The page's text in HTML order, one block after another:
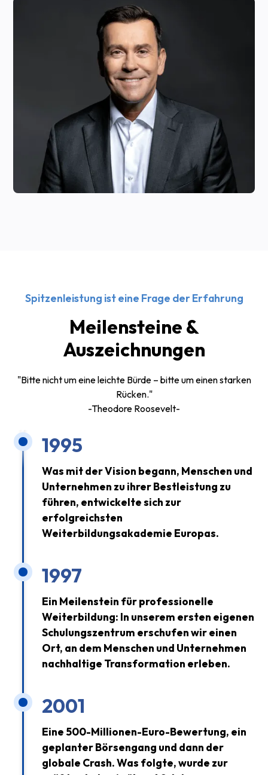
Spitzenleistung ist eine Frage der Erfahrung
Meilensteine &
Auszeichnungen
"Bitte nicht um eine leichte Bürde – bitte um einen starken
Rücken."
-Theodore Roosevelt-
1995
Was mit der Vision begann, Menschen und
Unternehmen zu ihrer Bestleistung zu
führen, entwickelte sich zur
erfolgreichsten
Weiterbildungsakademie Europas.
1997
Ein Meilenstein für professionelle
Weiterbildung: In unserem ersten eigenen
Schulungszentrum erschufen wir einen
Ort, an dem Menschen und Unternehmen
nachhaltige Transformation erleben.
2001
Eine 500-Millionen-Euro-Bewertung, ein
geplanter Börsengang und dann der
globale Crash. Was folgte, wurde zur